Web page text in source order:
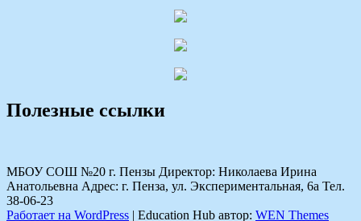
Полезные ссылки
МБОУ СОШ №20 г. Пензы Директор: Николаева Ирина
Анатольевна Адрес: г. Пенза, ул. Экспериментальная, 6а Тел.
38-06-23
Работает на WordPress | Education Hub автор: WEN Themes